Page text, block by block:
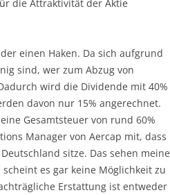
die Attraktivität der Aktie
einen Haken. Da sich aufgrund
sind, wer zum Abzug von
wird die Dividende mit 40%
davon nur 15% angerechnet.
Gesamtsteuer von rund 60%
Manager von Aercap mit, dass
sitze. Das sehen meine
es gar keine Möglichkeit zu
Erstattung ist entweder